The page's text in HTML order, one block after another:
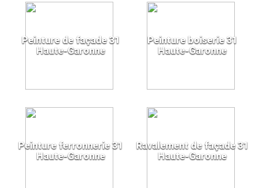
Peinture de façade 31
Haute-Garonne
Peinture boiserie 31
Haute-Garonne
Peinture ferronnerie 31
Haute-Garonne
Ravalement de façade 31
Haute-Garonne